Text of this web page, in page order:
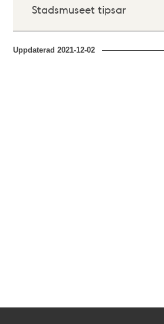
Stadsmuseet tipsar
Uppdaterad2021-12-02